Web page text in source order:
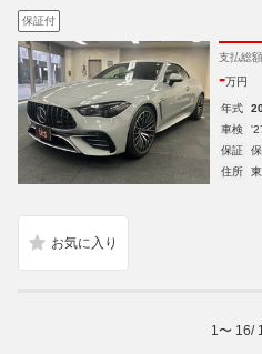
保証付
支払総額
-万円
年式
車検
保証
住所
1〜 16/